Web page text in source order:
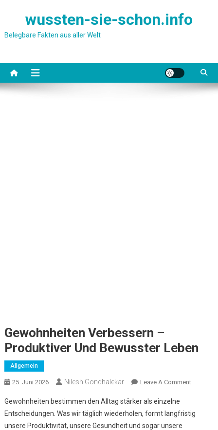
wussten-sie-schon.info
Belegbare Fakten aus aller Welt
Gewohnheiten Verbessern –
Produktiver Und Bewusster Leben
Allgemein
25. Juni 2026 Nilesh.gondhalekar Leave A CommentOn
–
Gewohnheiten bestimmen den Alltag stärker als einzelne
Entscheidungen. Was wir täglich wiederholen, formt langfristig
unsere Produktivität, unsere Gesundheit und sogar unsere